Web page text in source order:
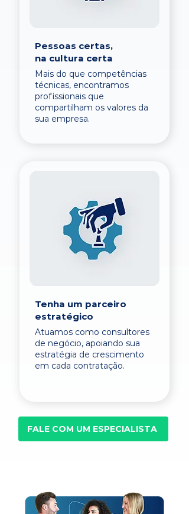
Pessoas certas,
na cultura certa
Mais do que competências
técnicas, encontramos
profissionais que
compartilham os valores da
sua empresa.
Tenha um parceiro
estratégico
Atuamos como consultores
de negócio, apoiando sua
estratégia de crescimento
em cada contratação.
FALE COM UM ESPECIALISTA